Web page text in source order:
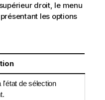
droit, le menu
les options
l'état de sélection